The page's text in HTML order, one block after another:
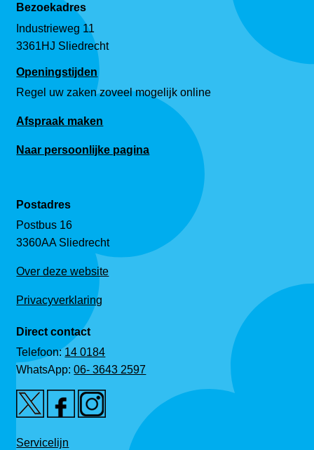
Bezoekadres
Industrieweg 11
3361HJ Sliedrecht
Openingstijden
Regel uw zaken zoveel mogelijk online
Afspraak maken
Naar persoonlijke pagina
Postadres
Postbus 16
3360AA Sliedrecht
Over deze website
Privacyverklaring
Direct contact
Telefoon:14 0184
WhatsApp:06- 3643 2597
Servicelijn